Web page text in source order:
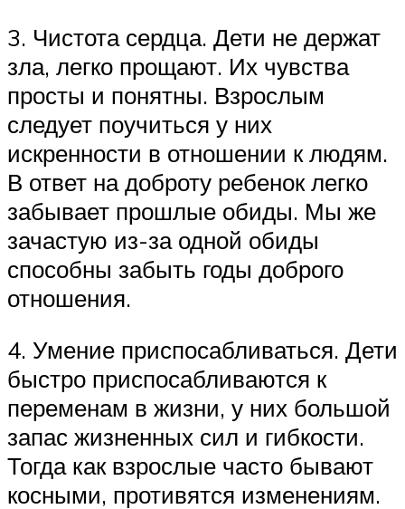
3. Чистота сердца. Дети не держат
зла, легко прощают. Их чувства
просты и понятны. Взрослым
следует поучиться у них
искренности в отношении к людям.
В ответ на доброту ребенок легко
забывает прошлые обиды. Мы же
зачастую из-за одной обиды
способны забыть годы доброго
отношения.
4. Умение приспосабливаться. Дети
быстро приспосабливаются к
переменам в жизни, у них большой
запас жизненных сил и гибкости.
Тогда как взрослые часто бывают
косными, противятся изменениям.